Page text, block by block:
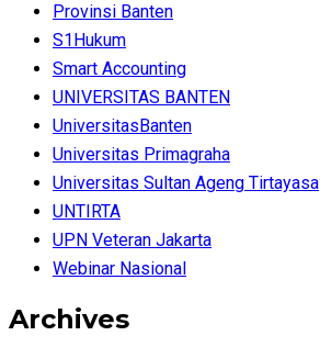
Provinsi Banten
S1Hukum
Smart Accounting
UNIVERSITAS BANTEN
UniversitasBanten
Universitas Primagraha
Universitas Sultan Ageng Tirtayasa
UNTIRTA
UPN Veteran Jakarta
Webinar Nasional
Archives